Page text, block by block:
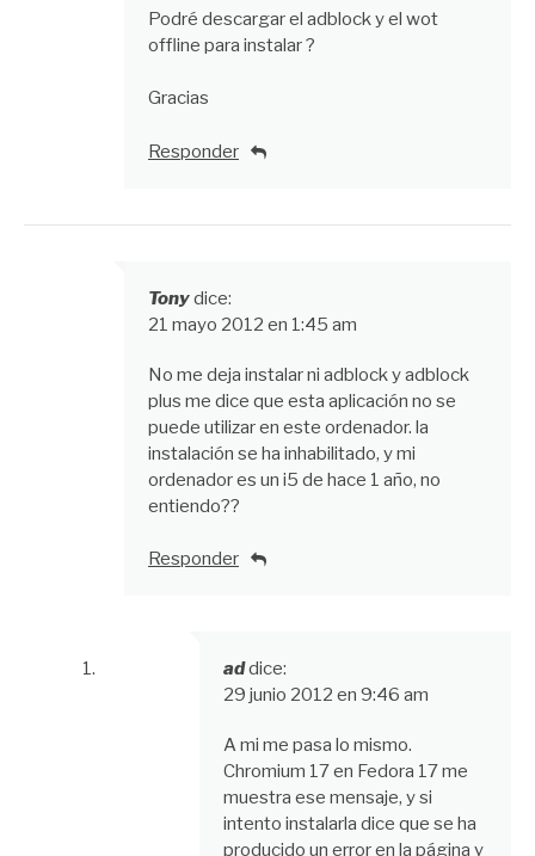
Podré descargar el adblock y el wot
offline para instalar ?
Gracias
Responder
Tonydice:
21 mayo 2012 en 1:45 am
No me deja instalar ni adblock y adblock
plus me dice que esta aplicación no se
puede utilizar en este ordenador. la
instalación se ha inhabilitado, y mi
ordenador es un i5 de hace 1 año, no
entiendo??
Responder
addice:
29 junio 2012 en 9:46 am
A mi me pasa lo mismo.
Chromium 17 en Fedora 17 me
muestra ese mensaje, y si
intento instalarla dice que se ha
producido un error en la página y